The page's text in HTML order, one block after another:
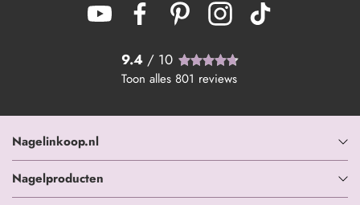
9.4 / 10
Toon alles 801 reviews
Nagelinkoop.nl
Nagelproducten